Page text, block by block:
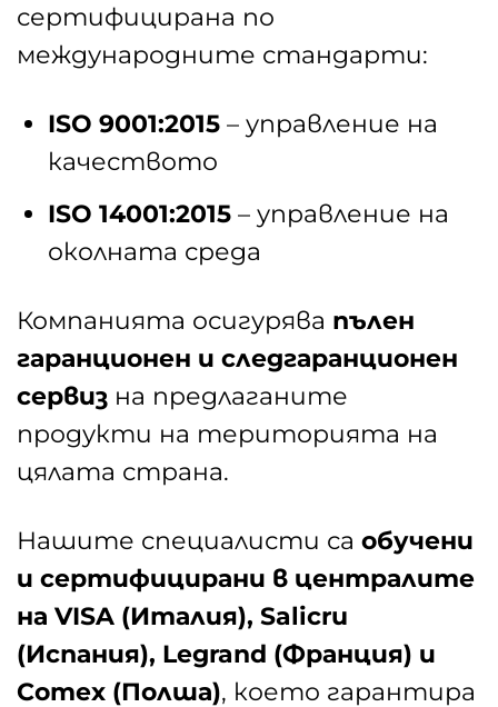
сертифицирана по
международните стандарти:
ISO 9001:2015 – управление на
качеството
ISO 14001:2015 – управление на
околната среда
Компанията осигурява пълен
гаранционен и следгаранционен
сервиз на предлаганите
продукти на територията на
цялата страна.
Нашите специалисти са обучени
и сертифицирани в централите
на VISA (Италия), Salicru
(Испания), Legrand (Франция) и
Comex (Полша), което гарантира